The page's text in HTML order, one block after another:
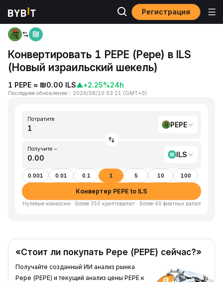
Регистрация
Главная
Конвертировать 1 PEPE (Pepe) в ILS
(Новый израильский шекель)
1 PEPE ≈ ₪0.00 ILS▲+2.25%24h
Последнее обновление ： 2026/08/10 03:21 (GMT+0)
Потратите
PEPE
Получите ~
ILS
0.001 0.01 0.1 1 5 10 100
Конвертер PEPE to ILS
Нулевые комиссии · Более 350 криптовалют · Более 40 фиатных валют
«Стоит ли покупать Pepe (PEPE) сейчас?»
Получайте созданный ИИ анализ рынка
Pepe (PEPE) и текущий анализ цены PEPE к